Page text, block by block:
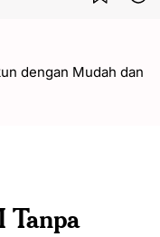
dengan Mudah dan
Tanpa